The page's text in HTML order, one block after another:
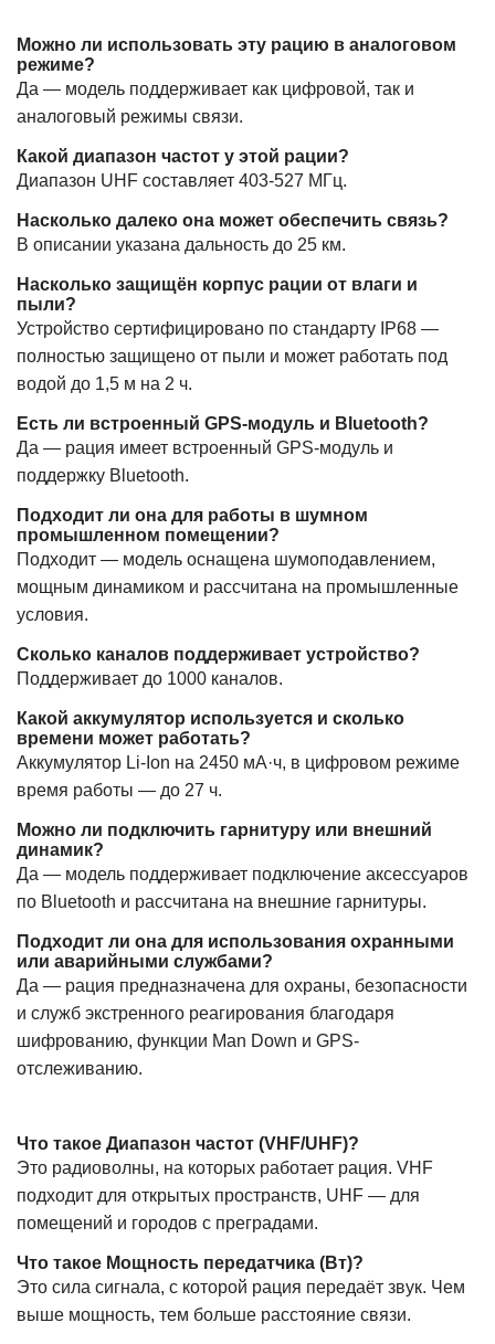
Можно ли использовать эту рацию в аналоговом
режиме?
Да — модель поддерживает как цифровой, так и
аналоговый режимы связи.
Какой диапазон частот у этой рации?
Диапазон UHF составляет 403-527 МГц.
Насколько далеко она может обеспечить связь?
В описании указана дальность до 25 км.
Насколько защищён корпус рации от влаги и
пыли?
Устройство сертифицировано по стандарту IP68 —
полностью защищено от пыли и может работать под
водой до 1,5 м на 2 ч.
Есть ли встроенный GPS-модуль и Bluetooth?
Да — рация имеет встроенный GPS-модуль и
поддержку Bluetooth.
Подходит ли она для работы в шумном
промышленном помещении?
Подходит — модель оснащена шумоподавлением,
мощным динамиком и рассчитана на промышленные
условия.
Сколько каналов поддерживает устройство?
Поддерживает до 1000 каналов.
Какой аккумулятор используется и сколько
времени может работать?
Аккумулятор Li-Ion на 2450 мА·ч, в цифровом режиме
время работы — до 27 ч.
Можно ли подключить гарнитуру или внешний
динамик?
Да — модель поддерживает подключение аксессуаров
по Bluetooth и рассчитана на внешние гарнитуры.
Подходит ли она для использования охранными
или аварийными службами?
Да — рация предназначена для охраны, безопасности
и служб экстренного реагирования благодаря
шифрованию, функции Man Down и GPS-
отслеживанию.
Что такое Диапазон частот (VHF/UHF)?
Это радиоволны, на которых работает рация. VHF
подходит для открытых пространств, UHF — для
помещений и городов с преградами.
Что такое Мощность передатчика (Вт)?
Это сила сигнала, с которой рация передаёт звук. Чем
выше мощность, тем больше расстояние связи.